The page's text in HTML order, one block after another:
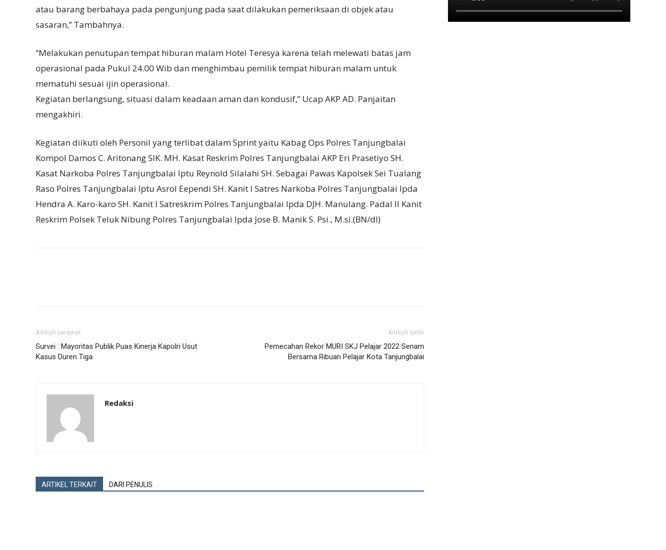
atau barang berbahaya pada pengunjung pada saat dilakukan pemeriksaan di objek atau
sasaran,” Tambahnya.
“Melakukan penutupan tempat hiburan malam Hotel Teresya karena telah melewati batas jam
operasional pada Pukul 24.00 Wib dan menghimbau pemilik tempat hiburan malam untuk
mematuhi sesuai ijin operasional.
Kegiatan berlangsung, situasi dalam keadaan aman dan kondusif,” Ucap AKP AD. Panjaitan
mengakhiri.
Kegiatan diikuti oleh Personil yang terlibat dalam Sprint yaitu Kabag Ops Polres Tanjungbalai
Kompol Damos C. Aritonang SIK. MH. Kasat Reskrim Polres Tanjungbalai AKP Eri Prasetiyo SH.
Kasat Narkoba Polres Tanjungbalai Iptu Reynold Silalahi SH. Sebagai Pawas Kapolsek Sei Tualang
Raso Polres Tanjungbalai Iptu Asrol Eependi SH. Kanit I Satres Narkoba Polres Tanjungbalai Ipda
Hendra A. Karo-karo SH. Kanit I Satreskrim Polres Tanjungbalai Ipda DJH. Manulang. Padal II Kanit
Reskrim Polsek Teluk Nibung Polres Tanjungbalai Ipda Jose B. Manik S. Psi., M.si.(BN/dl)
Artikulli paraprak
Survei : Mayoritas Publik Puas Kinerja Kapolri Usut
Kasus Duren Tiga
Artikulli tjetër
Pemecahan Rekor MURI SKJ Pelajar 2022 Senam
Bersama Ribuan Pelajar Kota Tanjungbalai
Redaksi
ARTIKEL TERKAIT DARI PENULIS